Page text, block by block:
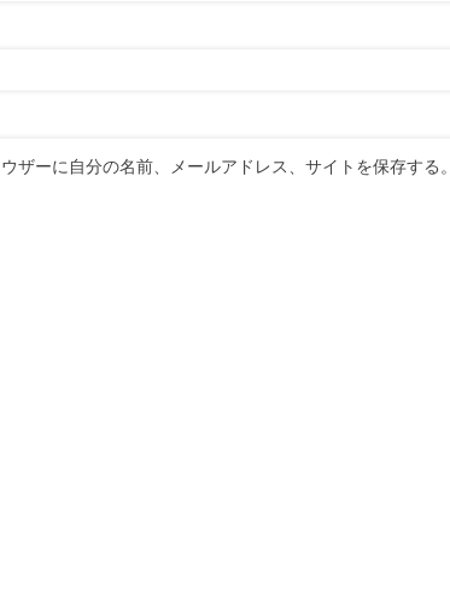
ザーに自分の名前、メールアドレス、サイトを保存する。